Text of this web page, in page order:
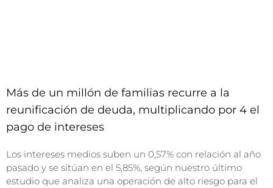
Más de un millón de familias recurre a la
reunificación de deuda, multiplicando por 4 el
pago de intereses
Los intereses medios suben un 0,57% con relación al año
pasado y se sitúan en el 5,85%, según nuestro último
estudio que analiza una operación de alto riesgo para el